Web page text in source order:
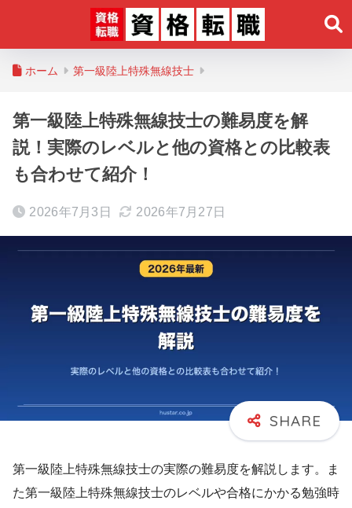
ホーム 第一級陸上特殊無線技士
第一級陸上特殊無線技士の難易度を解
説！実際のレベルと他の資格との比較表
も合わせて紹介！
2026年7月3日 2026年7月27日
第一級陸上特殊無線技士の実際の難易度を解説します。ま
た第一級陸上特殊無線技士のレベルや合格にかかる勉強時